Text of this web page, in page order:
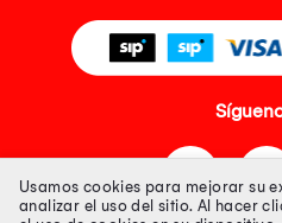
Usamos cookies para mejorar su
analizar el uso del sitio. Al hacer